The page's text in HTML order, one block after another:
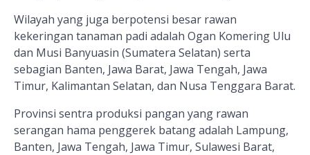
Wilayah yang juga berpotensi besar rawan
kekeringan tanaman padi adalah Ogan Komering Ulu
dan Musi Banyuasin (Sumatera Selatan) serta
sebagian Banten, Jawa Barat, Jawa Tengah, Jawa
Timur, Kalimantan Selatan, dan Nusa Tenggara Barat.
Provinsi sentra produksi pangan yang rawan
serangan hama penggerek batang adalah Lampung,
Banten, Jawa Tengah, Jawa Timur, Sulawesi Barat,